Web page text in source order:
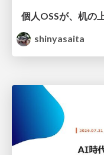
個人OSSが、机の
shinyasaita